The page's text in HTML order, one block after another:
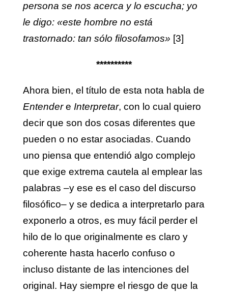
persona se nos acerca y lo escucha; yo
le digo: «este hombre no está
trastornado: tan sólo filosofamos» [3]
**********
Ahora bien, el título de esta nota habla de
Entendere Interpretar, con lo cual quiero
decir que son dos cosas diferentes que
pueden o no estar asociadas. Cuando
uno piensa que entendió algo complejo
que exige extrema cautela al emplear las
palabras –y ese es el caso del discurso
filosófico– y se dedica a interpretarlo para
exponerlo a otros, es muy fácil perder el
hilo de lo que originalmente es claro y
coherente hasta hacerlo confuso o
incluso distante de las intenciones del
original. Hay siempre el riesgo de que la